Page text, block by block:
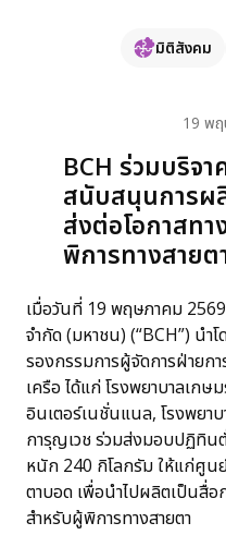
มิติสังคม
19 พ
BCH ร่วมบริจ
สนับสนุนการผ
ส่งต่อโอกาสทา
พิการทางสายต
เมื่อวันที่ 19 พฤษภาคม
จำกัด (มหาชน) (“BCH”) นำ
รองกรรมการผู้จัดการฝ่ายก
เครือ ได้แก่ โรงพยาบาลเกษ
อินเตอร์เนชั่นแนล, โรงพยาบ
การุญเวช ร่วมส่งมอบปฏิทินตั้
หนัก 240 กิโลกรัม ให้แก่ศูน
ตาบอด เพื่อนำไปผลิตเป็นสื่
สำหรับผู้พิการทางสายตา